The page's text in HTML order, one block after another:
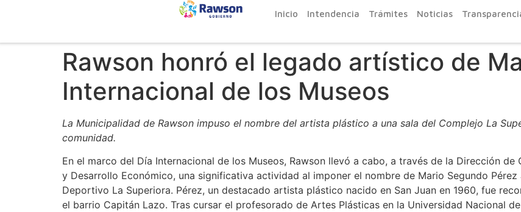
Inicio Intendencia Trámites Noticias
Rawson honró el legado artístico de
Internacional de los Museos
La Municipalidad de Rawson impuso el nombre del artista plástico a una sala del Complejo La
comunidad.
En el marco del Día Internacional de los Museos, Rawson llevó a cabo, a través de la Dirección
y Desarrollo Económico, una significativa actividad al imponer el nombre de Mario Segundo
Deportivo La Superiora. Pérez, un destacado artista plástico nacido en San Juan en 1960, fue
el barrio Capitán Lazo. Tras cursar el profesorado de Artes Plásticas en la Universidad Nacional